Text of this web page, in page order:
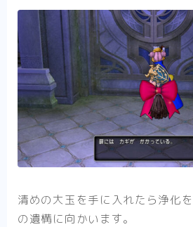
清めの大玉を手に入れたら浄化
の遺構に向かいます。